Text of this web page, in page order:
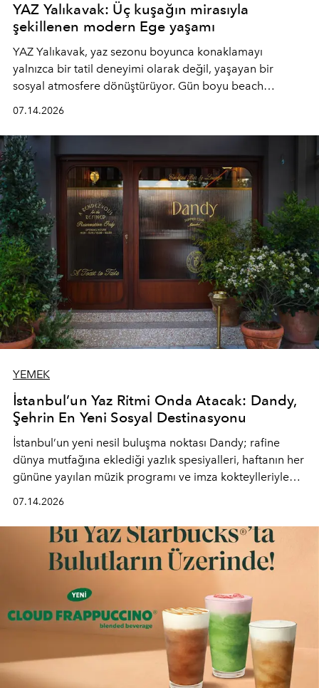
YAZ Yalıkavak: Üç kuşağın mirasıyla
şekillenen modern Ege yaşamı
YAZ Yalıkavak, yaz sezonu boyunca konaklamayı
yalnızca bir tatil deneyimi olarak değil, yaşayan bir
sosyal atmosfere dönüştürüyor. Gün boyu beach
mutfağını modern dokunuşlarla müzikle buluşturan
tematik gastronomi geceleri misafirlerle buluşuyor.
Paylaşıma, lezzete ve müziğe odaklanan bu özel
akşamlar, YAZ’ın sade lüks anlayışını gün batımından
geceye taşıyarak her hafta farklı bir deneyim sunuyor.
07.14.2026
YEMEK
İstanbul’un Yaz Ritmi Onda Atacak: Dandy,
Şehrin En Yeni Sosyal Destinasyonu
İstanbul’un yeni nesil buluşma noktası Dandy; rafine
dünya mutfağına eklediği yazlık spesiyalleri, haftanın her
gününe yayılan müzik programı ve imza kokteylleriyle
lüks" anlayışıyla buluşturan mekan; gurme lezzetleri, iyi
müziği ve açık havadaki özel puro alanını tek bir çatı
altında sunuyor.
07.14.2026